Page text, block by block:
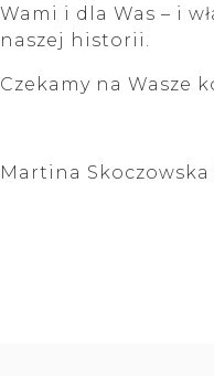
Wami i dla Was – i
naszej historii.
Czekamy na Wasze
Martina Skoczowska